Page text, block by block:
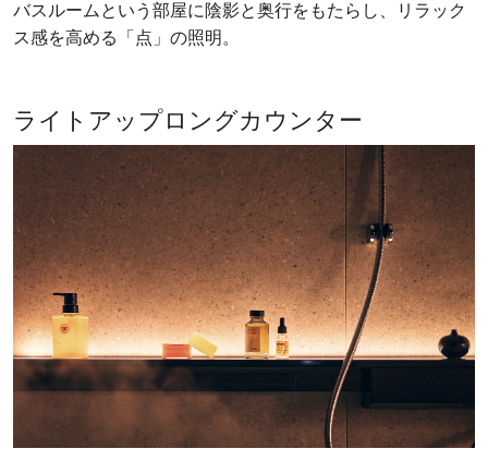
バスルームという部屋に陰影と奥行をもたらし、リラック
ス感を高める「点」の照明。
ライトアップロングカウンター